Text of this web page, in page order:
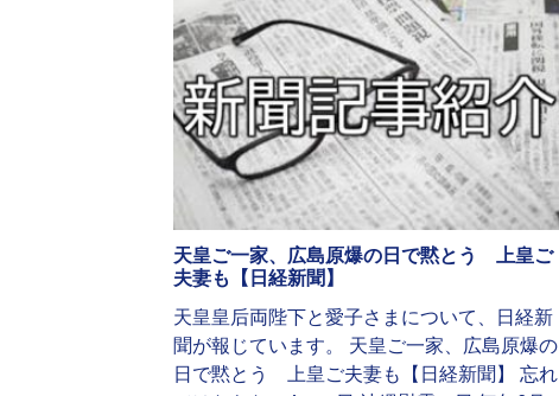
天皇ご一家、広島原爆の日で黙とう 上皇ご
夫妻も【日経新聞】
天皇皇后両陛下と愛子さまについて、日経新
聞が報じています。 天皇ご一家、広島原爆の
日で黙とう 上皇ご夫妻も【日経新聞】 忘れ